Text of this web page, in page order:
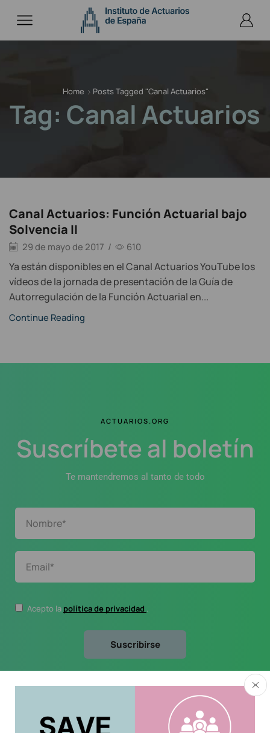
Home Posts Tagged "canal Actuarios"
Tag: Canal Actuarios
Canal Actuarios: Función Actuarial bajo
Solvencia II
29 de mayo de 2017 / 610
Ya están disponibles en el Canal Actuarios YouTube los
vídeos de la jornada de presentación de la Guía de
Autorregulación de la Función Actuarial en...
Continue Reading
ACTUARIOS.ORG
Suscríbete al boletín
Te mantendremos al tanto de todo
Acepto la política de privacidad .